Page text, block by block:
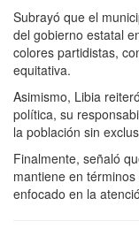
Subrayó que el
del gobierno estatal
colores partidistas,
equitativa.
Asimismo, Libia
política, su
la población sin
Finalmente, señaló
mantiene en
enfocado en la